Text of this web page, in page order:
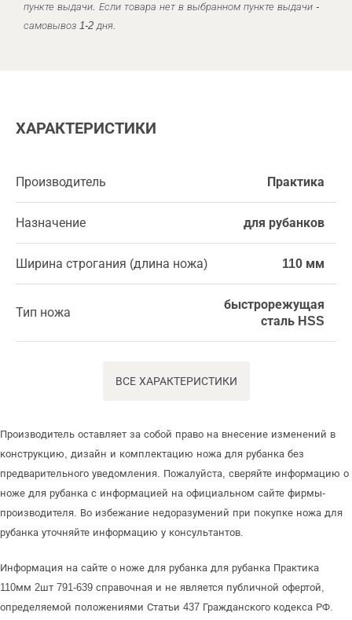
пункте выдачи. Если товара нет в выбранном пункте выдачи -
самовывоз 1-2 дня.
ХАРАКТЕРИСТИКИ
Производитель Практика
Назначение для рубанков
Ширина строгания (длина ножа) 110 мм
Тип ножа
быстрорежущая
сталь HSS
ВСЕ ХАРАКТЕРИСТИКИ
Производитель оставляет за собой право на внесение изменений в
конструкцию, дизайн и комплектацию ножа для рубанка без
предварительного уведомления. Пожалуйста, сверяйте информацию о
ноже для рубанка с информацией на официальном сайте фирмы-
производителя. Во избежание недоразумений при покупке ножа для
рубанка уточняйте информацию у консультантов.
Информация на сайте о ноже для рубанка для рубанка Практика
110мм 2шт 791-639 справочная и не является публичной офертой,
определяемой положениями Статьи 437 Гражданского кодекса РФ.